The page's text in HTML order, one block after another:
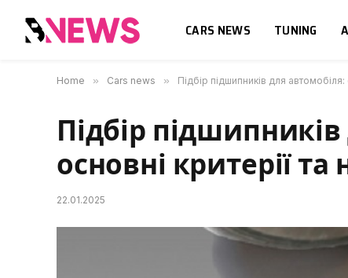
CARS NEWS TUNING
Home » Cars news » Підбір підшипників для
Підбір
основні критерії
22.01.2025